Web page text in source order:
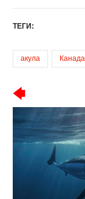
ТЕГИ:
акула Канада